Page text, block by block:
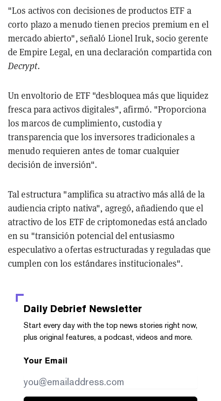
"Los activos con decisiones de productos ETF a
corto plazo a menudo tienen precios premium en el
mercado abierto", señaló Lionel Iruk, socio gerente
de Empire Legal, en una declaración compartida con
Decrypt.
Un envoltorio de ETF "desbloquea más que liquidez
fresca para activos digitales", afirmó. "Proporciona
los marcos de cumplimiento, custodia y
transparencia que los inversores tradicionales a
menudo requieren antes de tomar cualquier
decisión de inversión".
Tal estructura "amplifica su atractivo más allá de la
audiencia cripto nativa", agregó, añadiendo que el
atractivo de los ETF de criptomonedas está anclado
en su "transición potencial del entusiasmo
especulativo a ofertas estructuradas y reguladas que
cumplen con los estándares institucionales".
Daily Debrief Newsletter
Start every day with the top news stories right now,
plus original features, a podcast, videos and more.
Your Email